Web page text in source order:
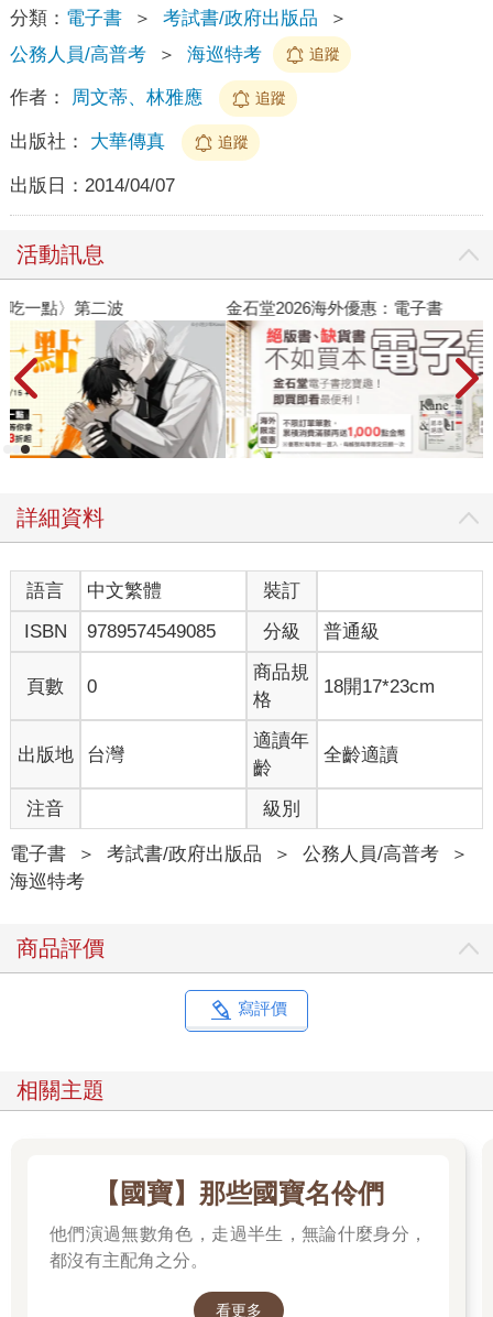
分類： 電子書 ＞ 考試書/政府出版品
＞
公務人員/高普考
＞ 海巡特考 追蹤
作者： 周文蒂、林雅應 追蹤
出版社： 大華傳真 追蹤
出版日： 2014/04/07
活動訊息
金石堂2026海外優惠：電子書
詳細資料
語言 中文繁體
裝訂
ISBN
9789574549085 分級 普通級
頁數 0
商品規
格
18開17*23cm
出版地 台灣
適讀年
齡
全齡適讀
注音 級別
電子書 ＞ 考試書/政府出版品 ＞ 公務人員/高普考
＞
海巡特考
商品評價
寫評價
相關主題
【國寶】那些國寶名伶們
他們演過無數角色，走過半生，無論什麼身分，
都沒有主配角之分。
看更多